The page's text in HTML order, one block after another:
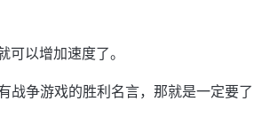
以增加速度了。
战争游戏的胜利名言，那就是一定要了